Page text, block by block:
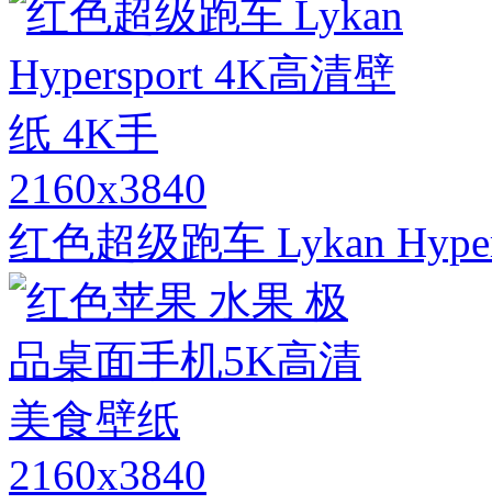
2160x3840
红色超级跑车 Lykan
2160x3840